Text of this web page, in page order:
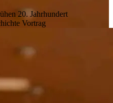
20. Jahrhundert
Vortrag